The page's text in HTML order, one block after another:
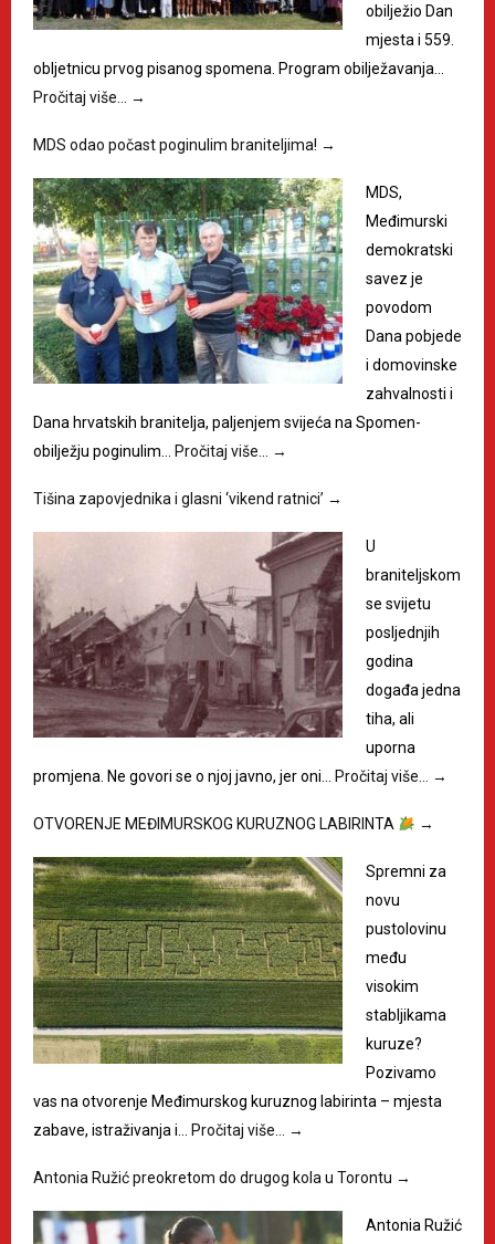
obilježio Dan
mjesta i 559.
obljetnicu prvog pisanog spomena. Program obilježavanja…
Pročitaj više… →
MDS odao počast poginulim braniteljima! →
MDS,
Međimurski
demokratski
savez je
povodom
Dana pobjede
i domovinske
zahvalnosti i
Dana hrvatskih branitelja, paljenjem svijeća na Spomen-
obilježju poginulim… Pročitaj više… →
Tišina zapovjednika i glasni ‘vikend ratnici’ →
U
braniteljskom
se svijetu
posljednjih
godina
događa jedna
tiha, ali
uporna
promjena. Ne govori se o njoj javno, jer oni… Pročitaj više… →
OTVORENJE MEĐIMURSKOG KURUZNOG LABIRINTA →
Spremni za
novu
pustolovinu
među
visokim
stabljikama
kuruze?
Pozivamo
vas na otvorenje Međimurskog kuruznog labirinta – mjesta
zabave, istraživanja i… Pročitaj više… →
Antonia Ružić preokretom do drugog kola u Torontu →
Antonia Ružić